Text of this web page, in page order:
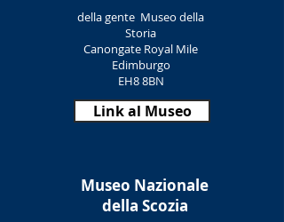
della gente Museo della
Storia
Canongate Royal Mile
Edimburgo
EH8 8BN
Link al Museo
Museo Nazionale
della Scozia